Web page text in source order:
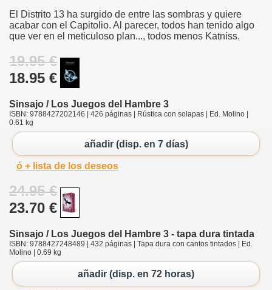
El Distrito 13 ha surgido de entre las sombras y quiere
acabar con el Capitolio. Al parecer, todos han tenido algo
que ver en el meticuloso plan..., todos menos Katniss.
19.95 €
18.95 €
Sinsajo / Los Juegos del Hambre 3
ISBN: 9788427202146 | 426 páginas | Rústica con solapas | Ed. Molino |
0.61 kg
añadir (disp. en 7 días)
ó + lista de los deseos
24.95 €
23.70 €
Sinsajo / Los Juegos del Hambre 3 - tapa dura tintada
ISBN: 9788427248489 | 432 páginas | Tapa dura con cantos tintados | Ed.
Molino | 0.69 kg
añadir (disp. en 72 horas)